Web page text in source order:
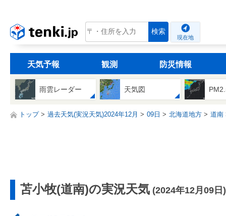
tenki.jp 検索
現在地
天気予報 観測 防災情報
雨雲レーダー 天気図
トップ 過去天気(実況天気)2024年12月 09日 北海道地方 道南
苫小牧(道南)の実況天気 (2024年12月09日)